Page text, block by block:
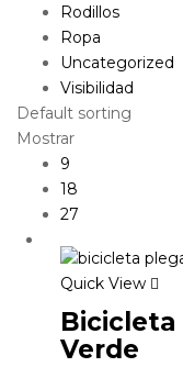
Rodillos
Ropa
Uncategorized
Visibilidad
Default sorting
Mostrar
9
18
27
Quick View
Bicicleta
Verde